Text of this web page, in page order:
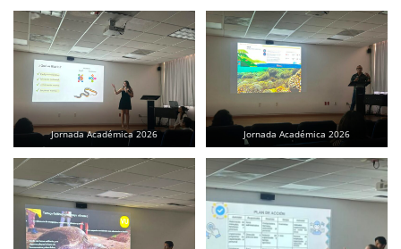
Jornada Académica 2026 Jornada Académica 2026